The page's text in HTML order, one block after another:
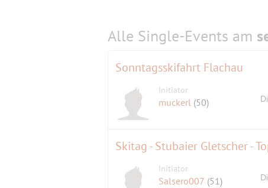
Alle Single-Events am
Sonntagsskifahrt Flachau
Initiator
muckerl (50)
Skitag - Stubaier Gletscher -
Initiator
Salsero007 (51)